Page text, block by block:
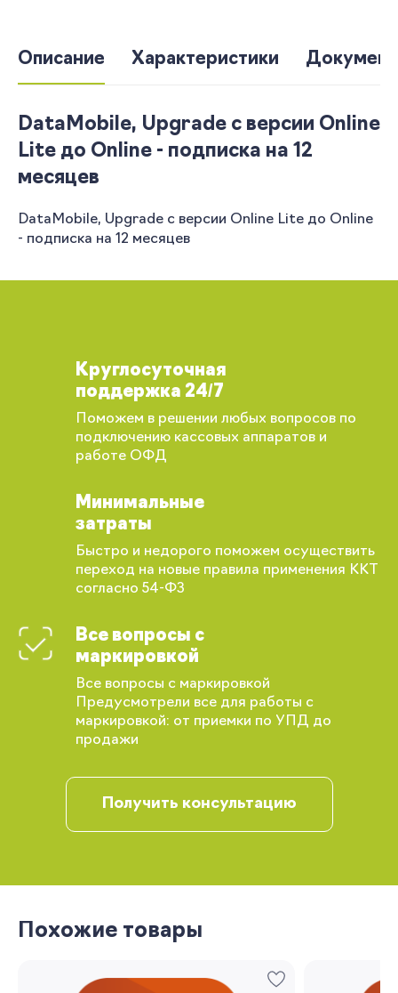
Описание Характеристики
DataMobile, Upgrade с версии Online
Lite до Online - подписка на 12
месяцев
DataMobile, Upgrade с версии Online Lite до Online
- подписка на 12 месяцев
Круглосуточная
поддержка 24/7
Поможем в решении любых вопросов по
подключению кассовых аппаратов и
работе ОФД
Минимальные
затраты
Быстро и недорого поможем осуществить
переход на новые правила применения ККТ
согласно 54-ФЗ
Все вопросы с
маркировкой
Все вопросы с маркировкой
Предусмотрели все для работы с
маркировкой: от приемки по УПД до
продажи
Получить консультацию
Похожие товары
Вы сможете отслеживать статус своих